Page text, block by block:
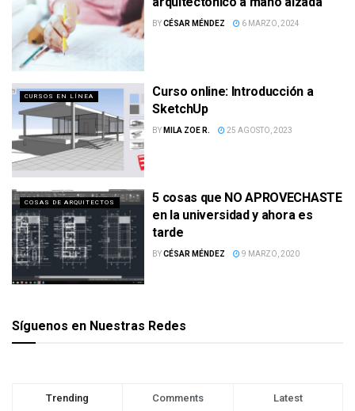
BYCÉSAR MÉNDEZ 6 MARZO, 2024
CURSOS EN LÍNEA
Curso online: Introducción a
SketchUp
BY MILA ZOE R. 25 AGOSTO, 2023
COSAS DE ARQUITECTOS
5 cosas que NO APROVECHASTE
en la universidad y ahora es
tarde
BYCÉSAR MÉNDEZ 9 MARZO, 2020
Síguenos en Nuestras Redes
Trending Comments Latest